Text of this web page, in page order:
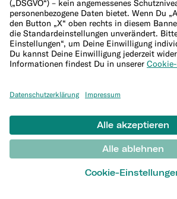
Presse
Affiliate-Programm
Lieferanten